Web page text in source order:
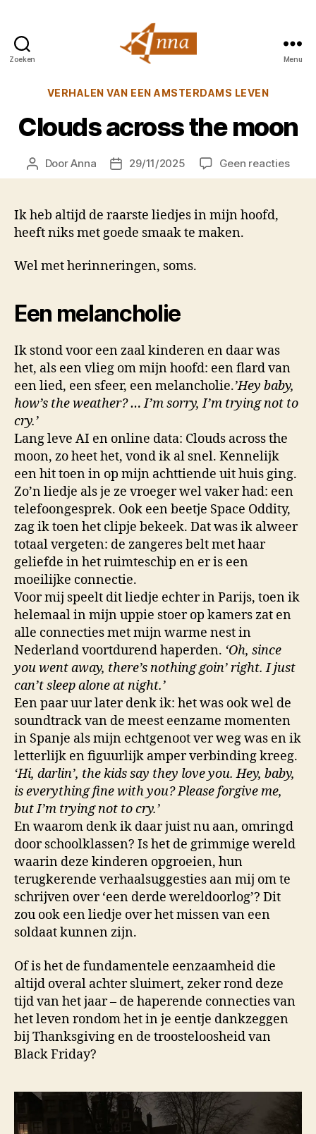
Zoeken
van
Menu
Categorieën
VERHALEN VAN EEN AMSTERDAMS LEVEN
Clouds across the moon
Berichtauteur
DoorAnna Berichtdatum
29/11/2025 Geen reactiesop
Ik heb altijd de raarste liedjes in mijn hoofd,
heeft niks met goede smaak te maken.
Wel met herinneringen, soms.
Een melancholie
Ik stond voor een zaal kinderen en daar was
het, als een vlieg om mijn hoofd: een flard van
een lied, een sfeer, een melancholie.’Hey baby,
how’s the weather? … I’m sorry, I’m trying not to
cry.’
Lang leve AI en online data: Clouds across the
moon, zo heet het, vond ik al snel. Kennelijk
een hit toen in op mijn achttiende uit huis ging.
Zo’n liedje als je ze vroeger wel vaker had: een
telefoongesprek. Ook een beetje Space Oddity,
zag ik toen het clipje bekeek. Dat was ik alweer
totaal vergeten: de zangeres belt met haar
geliefde in het ruimteschip en er is een
moeilijke connectie.
Voor mij speelt dit liedje echter in Parijs, toen ik
helemaal in mijn uppie stoer op kamers zat en
alle connecties met mijn warme nest in
Nederland voortdurend haperden. ‘Oh, since
you went away, there’s nothing goin’ right. I just
can’t sleep alone at night.’
Een paar uur later denk ik: het was ook wel de
soundtrack van de meest eenzame momenten
in Spanje als mijn echtgenoot ver weg was en ik
letterlijk en figuurlijk amper verbinding kreeg.
‘Hi, darlin’, the kids say they love you. Hey, baby,
is everything fine with you? Please forgive me,
but I’m trying not to cry.’
En waarom denk ik daar juist nu aan, omringd
door schoolklassen? Is het de grimmige wereld
waarin deze kinderen opgroeien, hun
terugkerende verhaalsuggesties aan mij om te
schrijven over ‘een derde wereldoorlog’? Dit
zou ook een liedje over het missen van een
soldaat kunnen zijn.
Of is het de fundamentele eenzaamheid die
altijd overal achter sluimert, zeker rond deze
tijd van het jaar – de haperende connecties van
het leven rondom het in je eentje dankzeggen
bij Thanksgiving en de troosteloosheid van
Black Friday?